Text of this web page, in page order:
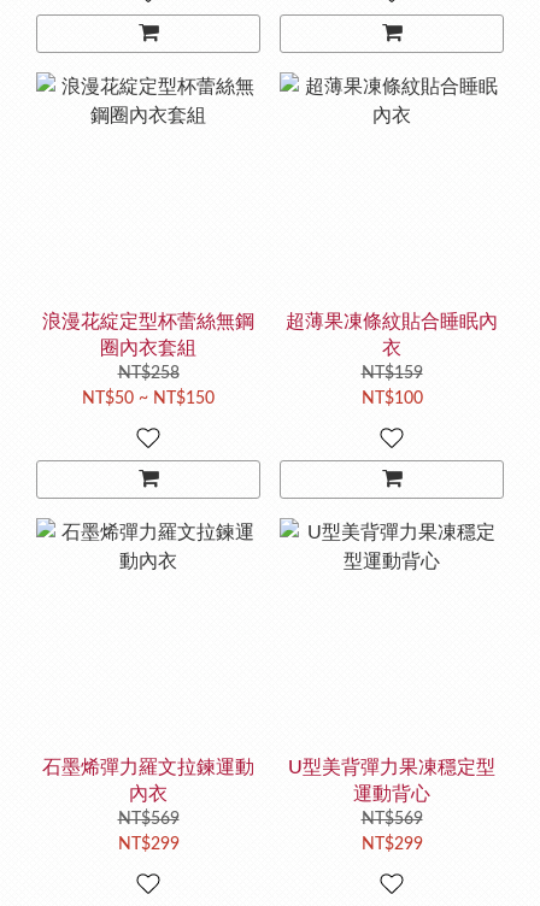
浪漫花綻定型杯蕾絲無鋼
圈內衣套組
NT$258
NT$50 ~ NT$150
超薄果凍條紋貼合睡眠內
衣
NT$159
NT$100
石墨烯彈力羅文拉鍊運動
內衣
NT$569
NT$299
U型美背彈力果凍穩定型
運動背心
NT$569
NT$299